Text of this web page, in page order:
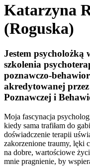
Katarzyna
(Roguska)
Jestem psycholożką
szkolenia
poznawczo-
akredytowanej
Poznawczej i
Moja fascynacja
kiedy sama trafiłam do
doświadczenie terapii
zakorzenione traumy, lęki
na dobre, wartościowe
mnie pragnienie, by